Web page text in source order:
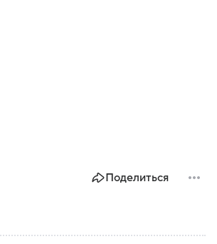
Поделиться